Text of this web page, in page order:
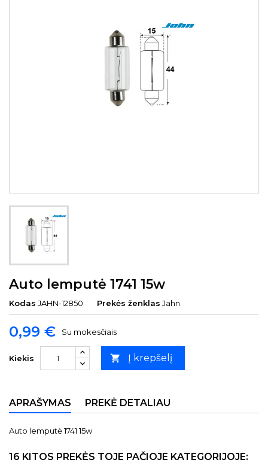
Auto lemputė 1741 15w
Kodas JAHN-12850 Prekės ženklas Jahn
0,99 € Su mokesčiais
Kiekis  Į krepšelį
APRAŠYMAS PREKĖ DETALIAU
Auto lemputė 1741 15w
16 KITOS PREKĖS TOJE PAČIOJE KATEGORIJOJE: